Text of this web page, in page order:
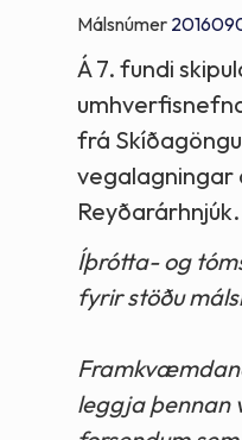
Málsnúmer
Á 7. fundi
frá
vegalagningar
Reyðarárhnjúk.
Íþrótta- og
fyrir stöðu
leggja þennan